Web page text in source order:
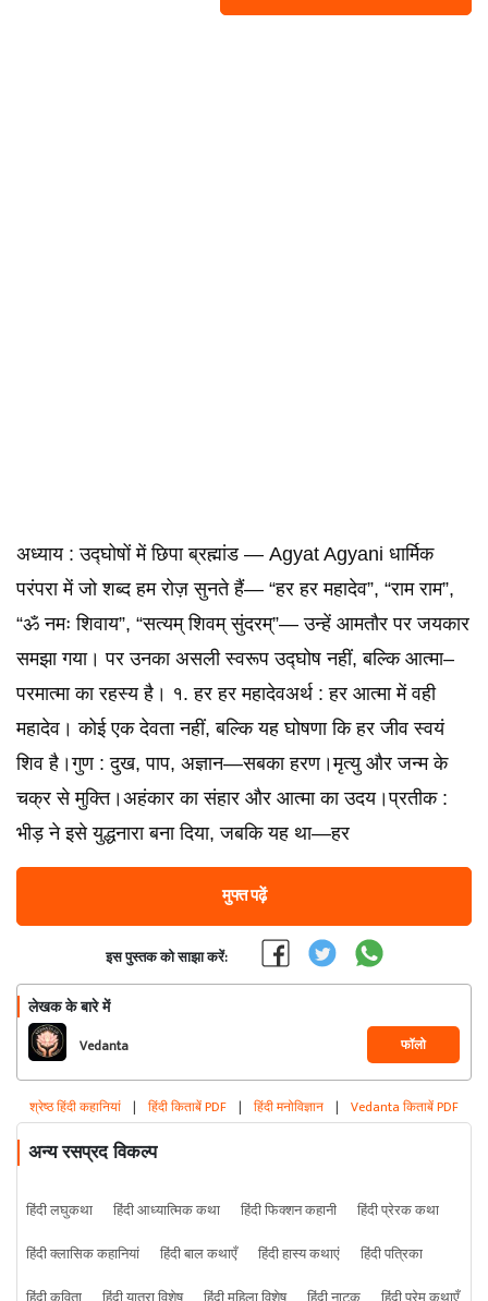
अध्याय : उद्घोषों में छिपा ब्रह्मांड — Agyat Agyani धार्मिक
परंपरा में जो शब्द हम रोज़ सुनते हैं— “हर हर महादेव”, “राम राम”,
“ॐ नमः शिवाय”, “सत्यम् शिवम् सुंदरम्”— उन्हें आमतौर पर जयकार
समझा गया। पर उनका असली स्वरूप उद्घोष नहीं, बल्कि आत्मा–
परमात्मा का रहस्य है। १. हर हर महादेवअर्थ : हर आत्मा में वही
महादेव। कोई एक देवता नहीं, बल्कि यह घोषणा कि हर जीव स्वयं
शिव है।गुण : दुख, पाप, अज्ञान—सबका हरण।मृत्यु और जन्म के
चक्र से मुक्ति।अहंकार का संहार और आत्मा का उदय।प्रतीक :
भीड़ ने इसे युद्धनारा बना दिया, जबकि यह था—हर
मुफ्त पढ़ें
इस पुस्तक को साझा करें:
लेखक के बारे में
Vedanta फॉलो
श्रेष्ठ हिंदी कहानियां | हिंदी किताबें PDF | हिंदी मनोविज्ञान | Vedanta किताबें PDF
अन्य रसप्रद विकल्प
हिंदी लघुकथा हिंदी आध्यात्मिक कथा हिंदी फिक्शन कहानी
हिंदी प्रेरक कथा
हिंदी क्लासिक कहानियां
हिंदी बाल कथाएँ हिंदी हास्य कथाएं
हिंदी पत्रिका